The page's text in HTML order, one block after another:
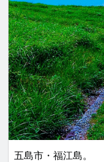
五島市・福江島。